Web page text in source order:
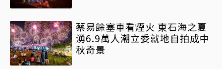
蔡易餘塞車看煙火 東石海之夏
湧6.9萬人潮立委就地自拍成中
秋奇景